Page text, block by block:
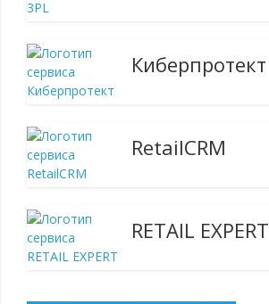
Киберпротект
RetailCRM
RETAIL EXPERT